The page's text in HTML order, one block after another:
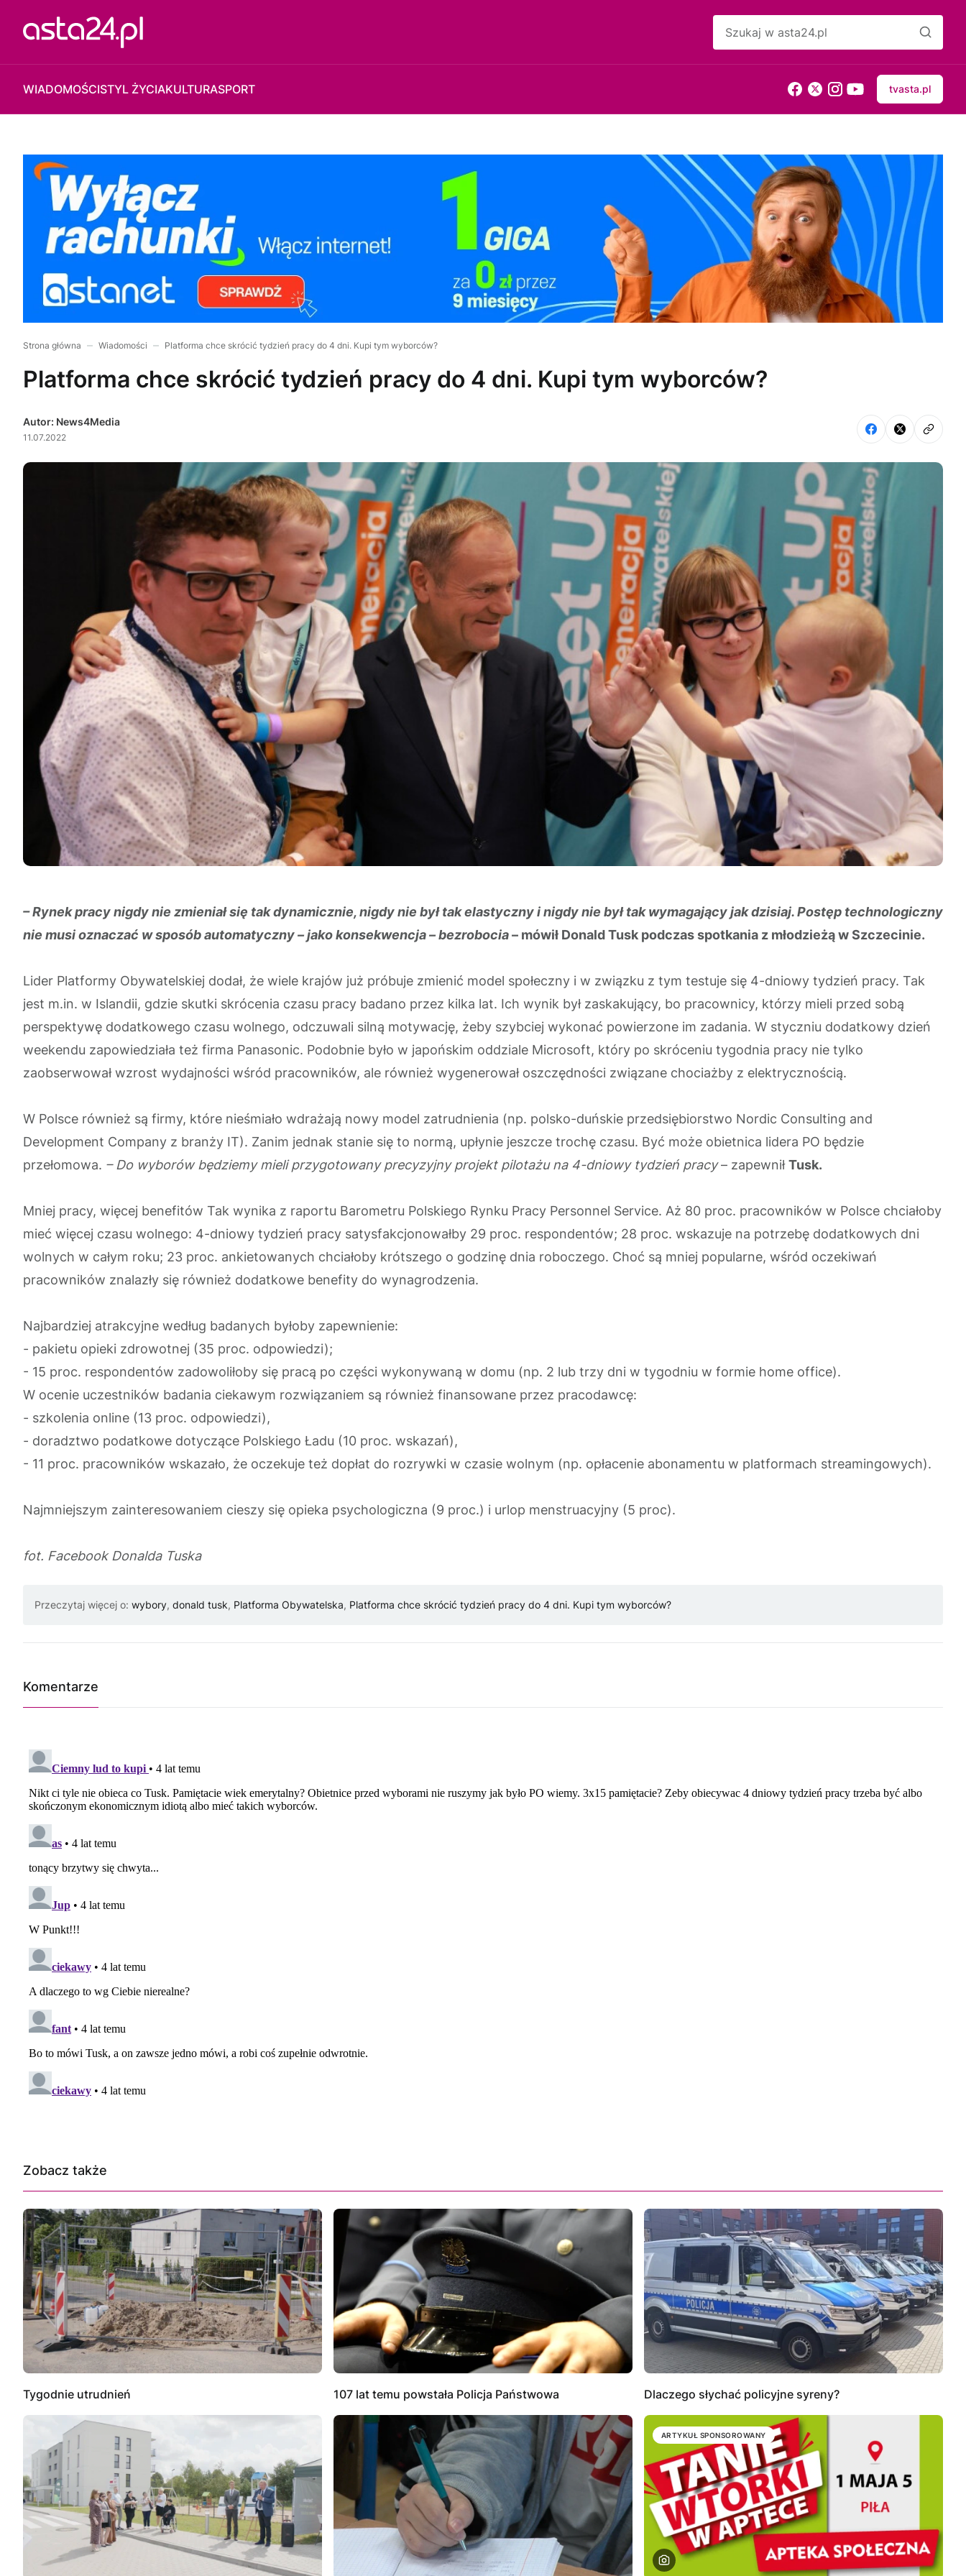
WIADOMOŚCISTYL ŻYCIAKULTURASPORT tvasta.pl
Strona główna Wiadomości Platforma chce skrócić tydzień pracy do 4 dni. Kupi tym wyborców?
Platforma chce skrócić tydzień pracy do 4 dni. Kupi tym wyborców?
Autor: News4Media
11.07.2022
– Rynek pracy nigdy nie zmieniał się tak dynamicznie, nigdy nie był tak elastyczny i nigdy nie był tak wymagający jak dzisiaj. Postęp technologiczny
nie musi oznaczać w sposób automatyczny – jako konsekwencja – bezrobocia– mówił Donald Tusk podczas spotkania z młodzieżą w Szczecinie.
Lider Platformy Obywatelskiej dodał, że wiele krajów już próbuje zmienić model społeczny i w związku z tym testuje się 4-dniowy tydzień pracy. Tak
jest m.in. w Islandii, gdzie skutki skrócenia czasu pracy badano przez kilka lat. Ich wynik był zaskakujący, bo pracownicy, którzy mieli przed sobą
perspektywę dodatkowego czasu wolnego, odczuwali silną motywację, żeby szybciej wykonać powierzone im zadania. W styczniu dodatkowy dzień
weekendu zapowiedziała też firma Panasonic. Podobnie było w japońskim oddziale Microsoft, który po skróceniu tygodnia pracy nie tylko
zaobserwował wzrost wydajności wśród pracowników, ale również wygenerował oszczędności związane chociażby z elektrycznością.
W Polsce również są firmy, które nieśmiało wdrażają nowy model zatrudnienia (np. polsko-duńskie przedsiębiorstwo Nordic Consulting and
Development Company z branży IT). Zanim jednak stanie się to normą, upłynie jeszcze trochę czasu. Być może obietnica lidera PO będzie
przełomowa. – Do wyborów będziemy mieli przygotowany precyzyjny projekt pilotażu na 4-dniowy tydzień pracy– zapewniłTusk.
Mniej pracy, więcej benefitów Tak wynika z raportu Barometru Polskiego Rynku Pracy Personnel Service. Aż 80 proc. pracowników w Polsce chciałoby
mieć więcej czasu wolnego: 4-dniowy tydzień pracy satysfakcjonowałby 29 proc. respondentów; 28 proc. wskazuje na potrzebę dodatkowych dni
wolnych w całym roku; 23 proc. ankietowanych chciałoby krótszego o godzinę dnia roboczego. Choć są mniej popularne, wśród oczekiwań
pracowników znalazły się również dodatkowe benefity do wynagrodzenia.
Najbardziej atrakcyjne według badanych byłoby zapewnienie:
- pakietu opieki zdrowotnej (35 proc. odpowiedzi);
- 15 proc. respondentów zadowoliłoby się pracą po części wykonywaną w domu (np. 2 lub trzy dni w tygodniu w formie home office).
W ocenie uczestników badania ciekawym rozwiązaniem są również finansowane przez pracodawcę:
- szkolenia online (13 proc. odpowiedzi),
- doradztwo podatkowe dotyczące Polskiego Ładu (10 proc. wskazań),
- 11 proc. pracowników wskazało, że oczekuje też dopłat do rozrywki w czasie wolnym (np. opłacenie abonamentu w platformach streamingowych).
Najmniejszym zainteresowaniem cieszy się opieka psychologiczna (9 proc.) i urlop menstruacyjny (5 proc).
fot. Facebook Donalda Tuska
Przeczytaj więcej o: wybory, donald tusk, Platforma Obywatelska, Platforma chce skrócić tydzień pracy do 4 dni. Kupi tym wyborców?
Komentarze
Zobacz także
Tygodnie utrudnień 107 lat temu powstała Policja Państwowa Dlaczego słychać policyjne syreny?
ARTYKUŁ SPONSOROWANY